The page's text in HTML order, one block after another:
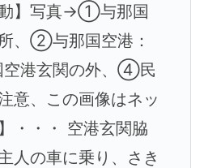
】写真→①与那国
、②与那国空港：
港玄関の外、④民
意、この画像はネッ
・・・ 空港玄関脇
人の車に乗り、さき